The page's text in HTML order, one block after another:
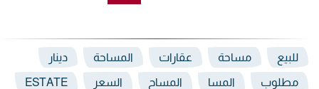
للبيع مساحة عقارات المساحة دينار
مطلوب المسا المساح السعر ESTATE